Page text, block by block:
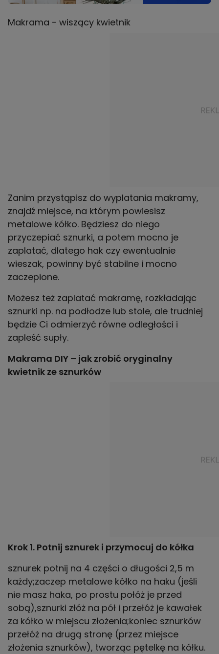
Makrama - wiszący kwietnik
Zanim przystąpisz do wyplatania makramy,
znajdź miejsce, na którym powiesisz
metalowe kółko. Będziesz do niego
przyczepiać sznurki, a potem mocno je
zaplatać, dlatego hak czy ewentualnie
wieszak, powinny być stabilne i mocno
zaczepione.
Możesz też zaplatać makramę, rozkładając
sznurki np. na podłodze lub stole, ale trudniej
będzie Ci odmierzyć równe odległości i
zapleść supły.
Makrama DIY – jak zrobić oryginalny
kwietnik ze sznurków
Krok 1. Potnij sznurek i przymocuj do kółka
sznurek potnij na 4 części o długości 2,5 m
każdy;zaczep metalowe kółko na haku (jeśli
nie masz haka, po prostu połóż je przed
sobą),sznurki złóż na pół i przełóż je kawałek
za kółko w miejscu złożenia;koniec sznurków
przełóż na drugą stronę (przez miejsce
złożenia sznurków), tworząc pętelkę na kółku.